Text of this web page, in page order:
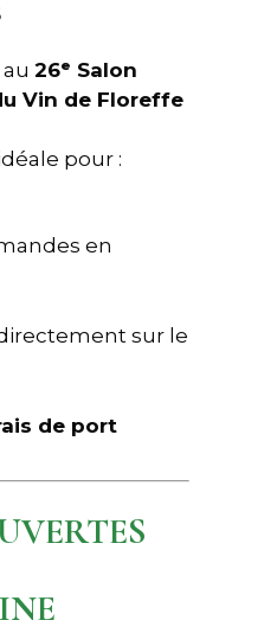
26ᵉ Salon
Vin de Floreffe
pour :
en
sur le
de port